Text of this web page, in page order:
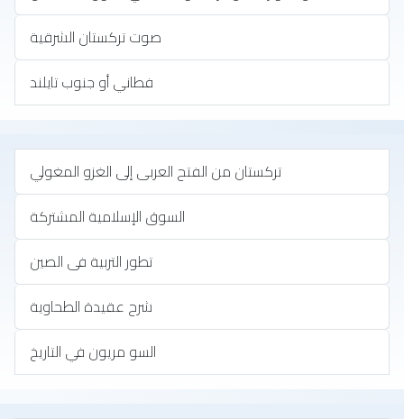
صوت تركستان الشرقية
فطاني أو جنوب تايلند
تركستان من الفتح العربى إلى الغزو المغولي
السوق الإسلامية المشتركة
تطور التربية فى الصين
شرح عقيدة الطحاوية
السو مريون في التاريخ